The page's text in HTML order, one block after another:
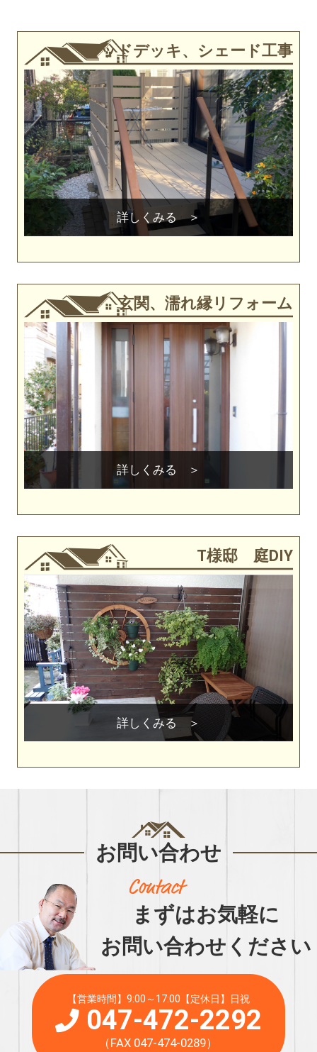
ウッドデッキ、シェード工事
詳しくみる
玄関、濡れ縁リフォーム
詳しくみる
T様邸 庭DIY
詳しくみる
お問い合わせ
まずはお気軽に
お問い合わせください
【営業時間】9:00～17:00【定休日】日祝
047-472-2292
（FAX 047-474-0289）